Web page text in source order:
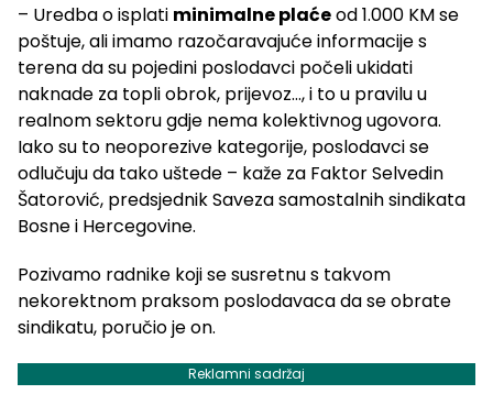
– Uredba o isplati minimalne plaćeod 1.000 KM se
poštuje, ali imamo razočaravajuće informacije s
terena da su pojedini poslodavci počeli ukidati
naknade za topli obrok, prijevoz…, i to u pravilu u
realnom sektoru gdje nema kolektivnog ugovora.
Iako su to neoporezive kategorije, poslodavci se
odlučuju da tako uštede – kaže za Faktor Selvedin
Šatorović, predsjednik Saveza samostalnih sindikata
Bosne i Hercegovine.
Pozivamo radnike koji se susretnu s takvom
nekorektnom praksom poslodavaca da se obrate
sindikatu, poručio je on.
Reklamni sadržaj